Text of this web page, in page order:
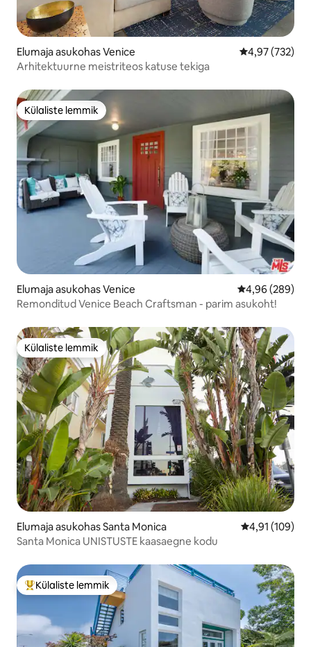
Elumaja asukohas Venice Keskmine
4,97 (732)
Arhitektuurne meistriteos katuse tekiga
Külaliste lemmik
Külaliste lemmik
Elumaja asukohas Venice Keskmine
4,96 (289)
Remonditud Venice Beach Craftsman - parim asukoht!
Külaliste lemmik
Külaliste lemmik
Elumaja asukohas Santa Monica Keskmine
4,91 (109)
Santa Monica UNISTUSTE kaasaegne kodu
Külaliste suur lemmik
Külaliste lemmik